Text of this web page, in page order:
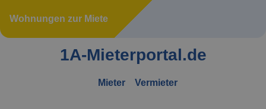
Wohnungen zur Miete
1A-Mieterportal.de
Mieter Vermieter